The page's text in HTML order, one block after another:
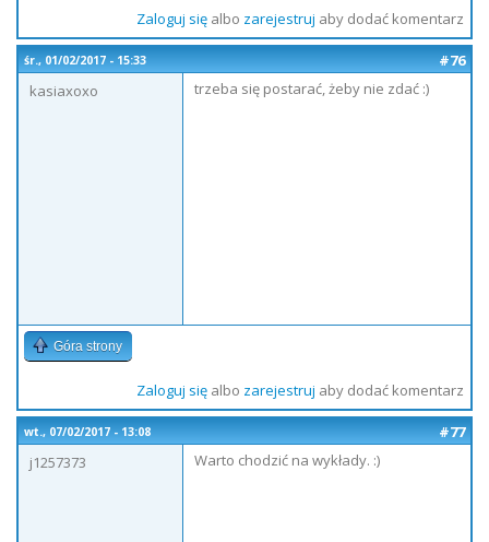
Zaloguj sięalbo zarejestruj aby dodać komentarz
śr., 01/02/2017 - 15:33
#76
kasiaxoxo
trzeba się postarać, żeby nie zdać :)
Góra strony
Zaloguj sięalbo zarejestruj aby dodać komentarz
wt., 07/02/2017 - 13:08
#77
j1257373
Warto chodzić na wykłady. :)